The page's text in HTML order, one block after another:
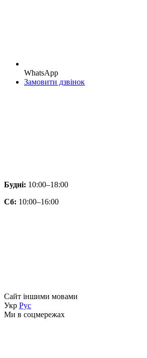
WhatsApp
Замовити дзвінок
Будні: 10:00–18:00
Сб: 10:00–16:00
Сайт іншими мовами
Укр Рус
Ми в соцмережах